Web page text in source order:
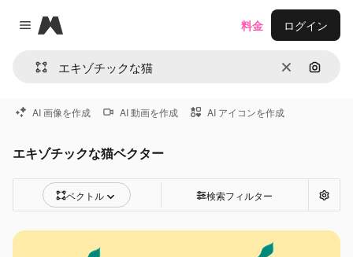
Close menu
Magnific
消去 画像で
料金 ログイン
AI 画像を作成 AI 動画を作成 AI アイコンを作成
エキゾチックな猫ベクター
ベクトル 検索フィルター